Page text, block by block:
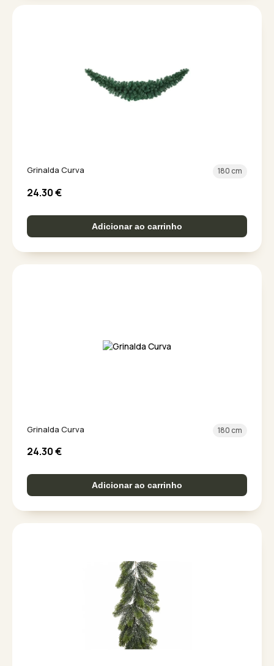
Grinalda Curva 180 cm
24.30€
Adicionar ao carrinho
Grinalda Curva 180 cm
24.30€
Adicionar ao carrinho